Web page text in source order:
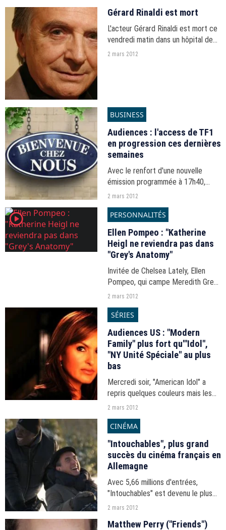
propos "répugnants" de Jean-Marie
Le Pen...
Gérard Rinaldi est mort
L'acteur Gérard Rinaldi est mort ce
vendredi matin dans un hôpital de
l'Essonne à 69 ans. Il a succombé à
2 mars 2012
BUSINESS
Audiences : l'access de TF1
en progression ces dernières
semaines
Avec le renfort d'une nouvelle
émission programmée à 17h40,
"Bienvenue chez nous", les jeux
voient leur audience progresser si
2 mars 2012
player2 PERSONNALITÉS
Ellen Pompeo : "Katherine
Heigl ne reviendra pas dans
"Grey's Anatomy"
Invitée de Chelsea Lately, Ellen
Pompeo, qui campe Meredith Grey
dans "Grey's Anatomy", est revenue
Heigl. Cette dernière exprimait son
2 mars 2012
SÉRIES
Audiences US : "Modern
Family" plus fort qu'"Idol",
"NY Unité Spéciale" au plus
bas
Mercredi soir, "American Idol" a
repris quelques couleurs mais les
cibles continuent à bouder le
mauvaises pour "NY Unité Spéciale"
2 mars 2012
CINÉMA
"Intouchables", plus grand
succès du cinéma français en
Allemagne
Avec 5,66 millions d'entrées,
"Intouchables" est devenu le plus
grand succès du cinéma français en
millions d'entrées du "Gendarme et
2 mars 2012
Matthew Perry ("Friends")